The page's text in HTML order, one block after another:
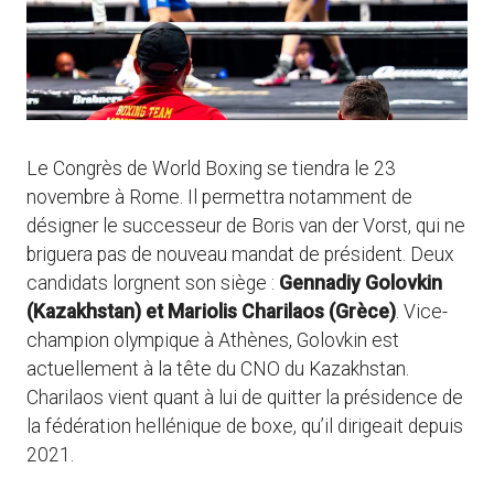
Le Congrès de World Boxing se tiendra le 23
novembre à Rome. Il permettra notamment de
désigner le successeur de Boris van der Vorst, qui ne
briguera pas de nouveau mandat de président. Deux
candidats lorgnent son siège : Gennadiy Golovkin
(Kazakhstan) et Mariolis Charilaos (Grèce) . Vice-
champion olympique à Athènes, Golovkin est
actuellement à la tête du CNO du Kazakhstan.
Charilaos vient quant à lui de quitter la présidence de
la fédération hellénique de boxe, qu’il dirigeait depuis
2021.